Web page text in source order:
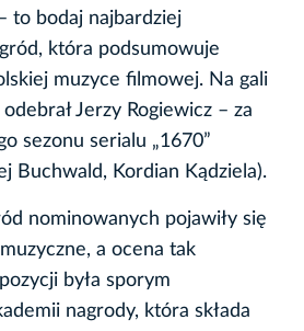
to bodaj najbardziej
która podsumowuje
muzyce filmowej. Na gali
Jerzy Rogiewicz – za
sezonu serialu „1670”
Buchwald, Kordian Kądziela).
nominowanych pojawiły się
a ocena tak
była sporym
nagrody, która składa